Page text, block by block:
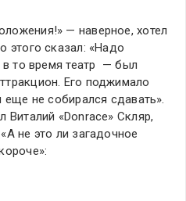
— наверное, хотел
этого сказал: «Надо
в то время театр — был
Его поджимало
не собирался сдавать».
Виталий «Donrace» Скляр,
не это ли загадочное